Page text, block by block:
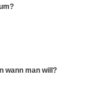
wann man will?